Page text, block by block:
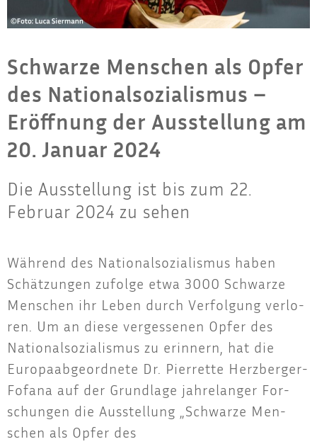
Schwarze Menschen als Opfer
des Nationalsozialismus –
Eröffnung der Ausstellung am
20. Januar 2024
Die Ausstellung ist bis zum 22.
Februar 2024 zu sehen
Wäh­rend des Natio­nal­so­zia­lis­mus haben
Schät­zun­gen zufol­ge etwa 3000 Schwar­ze
Men­schen ihr Leben durch Ver­fol­gung ver­lo­
ren. Um an die­se ver­ges­se­nen Opfer des
Natio­nal­so­zia­lis­mus zu erin­nern, hat die
Euro­pa­ab­ge­ord­ne­te Dr. Pier­ret­te Herz­ber­ger-
Fofa­na auf der Grund­la­ge jah­re­lan­ger For­
schun­gen die Aus­stel­lung „Schwar­ze Men­
schen als Opfer des